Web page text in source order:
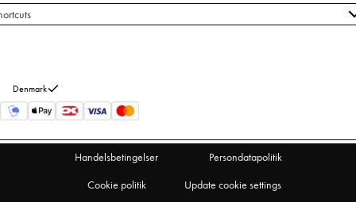
styles
Denmark
Handelsbetingelser
Persondatapolitik
Cookie politik
Update cookie settings